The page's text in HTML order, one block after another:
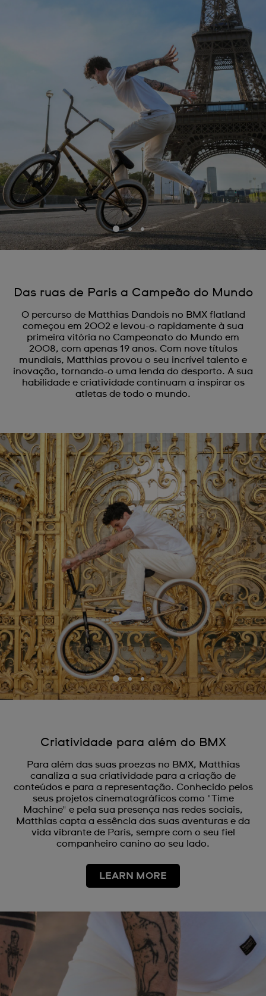
Das ruas de Paris a Campeão do Mundo
O percurso de Matthias Dandois no BMX flatland
começou em 2002 e levou-o rapidamente à sua
primeira vitória no Campeonato do Mundo em
2008, com apenas 19 anos. Com nove títulos
mundiais, Matthias provou o seu incrível talento e
inovação, tornando-o uma lenda do desporto. A sua
habilidade e criatividade continuam a inspirar os
atletas de todo o mundo.
Criatividade para além do BMX
Para além das suas proezas no BMX, Matthias
canaliza a sua criatividade para a criação de
conteúdos e para a representação. Conhecido pelos
seus projetos cinematográficos como "Time
Machine" e pela sua presença nas redes sociais,
Matthias capta a essência das suas aventuras e da
vida vibrante de Paris, sempre com o seu fiel
companheiro canino ao seu lado.
LEARN MORE